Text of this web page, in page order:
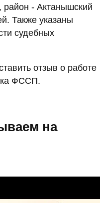
район - Актанышский
Также указаны
судебных
отзыв о работе
ФССП.
на